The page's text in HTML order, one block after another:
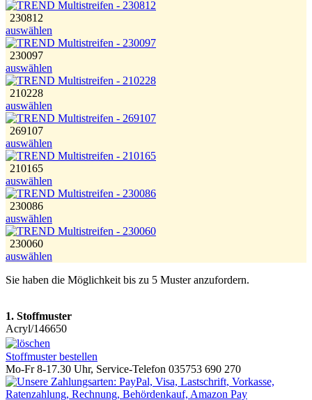
230812
auswählen
230097
auswählen
210228
auswählen
269107
auswählen
210165
auswählen
230086
auswählen
230060
auswählen
Sie haben die Möglichkeit bis zu 5 Muster anzufordern.
1. Stoffmuster
Acryl/146650
Stoffmuster bestellen
Mo-Fr 8-17.30 Uhr, Service-Telefon 035753 690 270